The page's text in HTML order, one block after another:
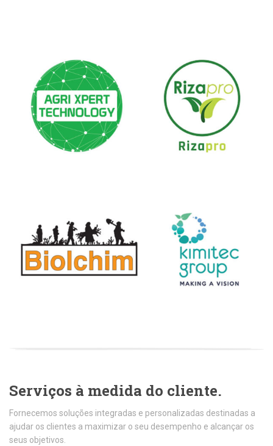
Serviços à medida do cliente.
Fornecemos soluções integradas e personalizadas destinadas a
ajudar os clientes a maximizar o seu desempenho e alcançar os
seus objetivos.